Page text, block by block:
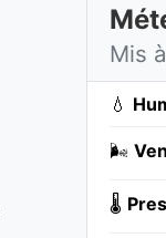
Mis
💧
🌬️
🌡️